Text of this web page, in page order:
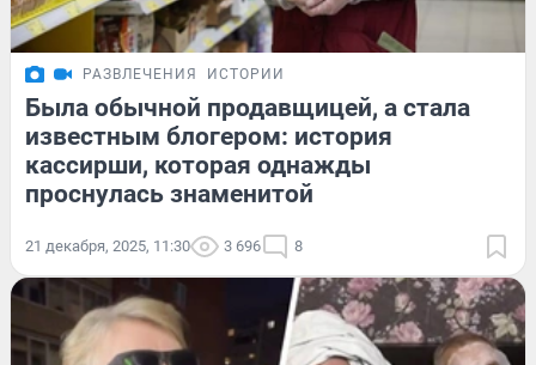
РАЗВЛЕЧЕНИЯ ИСТОРИИ
Была обычной продавщицей, а стала
известным блогером: история
кассирши, которая однажды
проснулась знаменитой
21 декабря, 2025, 11:30 3 696 8